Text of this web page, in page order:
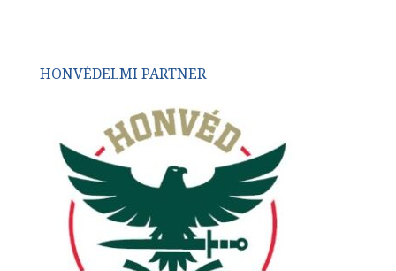
HONVÉDELMI PARTNER